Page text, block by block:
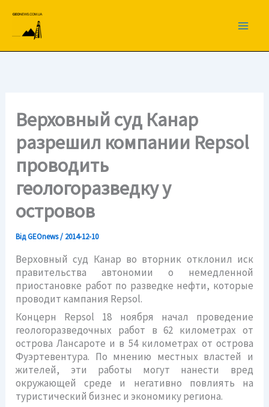
вмісту
Верховный суд Канар
разрешил компании Repsol
проводить
геологоразведку у
островов
ВідGEOnews/ 2014-12-10
Верховный суд Канар во вторник отклонил иск
правительства автономии о немедленной
приостановке работ по разведке нефти, которые
проводит кампания Repsol.
Концерн Repsol 18 ноября начал проведение
геологоразведочных работ в 62 километрах от
острова Лансароте и в 54 километрах от острова
Фуэртевентура. По мнению местных властей и
жителей, эти работы могут нанести вред
окружающей среде и негативно повлиять на
туристический бизнес и экономику региона.